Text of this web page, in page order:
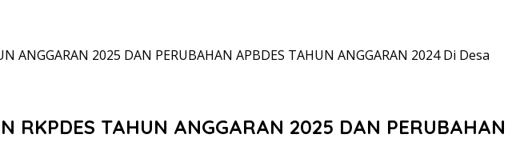
2025 DAN PERUBAHAN APBDES TAHUN ANGGARAN 2024 Di Desa
TAHUN ANGGARAN 2025 DAN PERUBAHAN